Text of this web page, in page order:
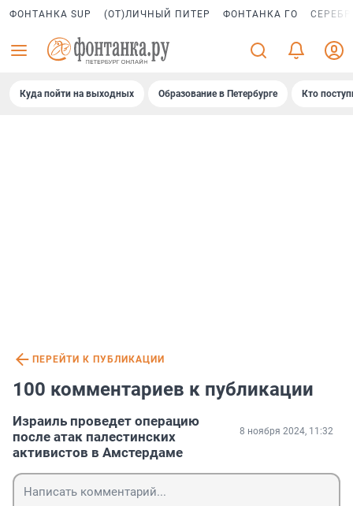
ФОНТАНКА SUP (ОТ)ЛИЧНЫЙ ПИТЕР ФОНТАНКА ГО
Куда пойти на выходных Образование в Петербурге Кто
ПЕРЕЙТИ К ПУБЛИКАЦИИ
100 комментариев к публикации
Израиль проведет операцию
после атак палестинских
активистов в Амстердаме
8 ноября 2024, 11:32